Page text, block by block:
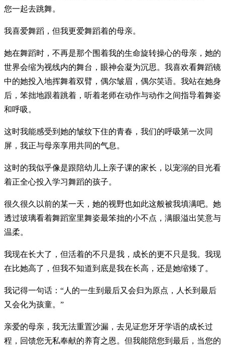
您一起去跳舞。
我喜爱舞蹈，但我更爱舞蹈着的母亲。
她在舞蹈时，不再是那个围着我的生命旋转操心的母亲，她的
世界会缩为视线内的舞台，眼神会凝为沉思。我喜欢看舞蹈镜
中的她投入地挥舞着双臂，偶尔皱眉，偶尔笑语。我站在她身
后，笨拙地跟着跳着，听着老师在动作与动作之间指导着舞姿
和呼吸。
这时我能感受到她的皱纹下住的青春，我们的呼吸第一次同
屏，我正与母亲享用共同的气息。
这时的我似乎像是跟陪幼儿上亲子课的家长，以宠溺的目光看
着正全心投入学习舞蹈的孩子。
很久很久以前的某一天，她的视野也如此这般被我填满吧。她
透过玻璃看着舞蹈室里舞姿最笨拙的小不点，满眼溢出笑意与
温柔。
我现在长大了，但活着的不只是我，成长的更不只是我。我现
在比她高了，但我不知道到底是我在长高，还是她缩矮了。
我记得一句话：“人的一生到最后又会归为原点，人长到最后
又会化为孩童。”
亲爱的母亲，我无法重置沙漏，去见证您牙牙学语的成长过
程，回馈您无私奉献的养育之恩。但我能陪您到最后，当您的